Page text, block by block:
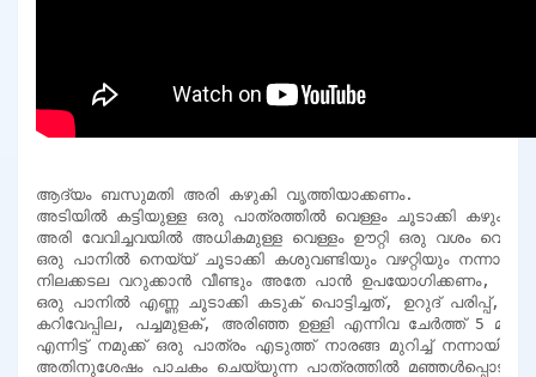
ആദ്യം ബസുമതി അരി കഴുകി വൃത്തിയാക്കണം.
അടിയിൽ കട്ടിയുള്ള ഒരു പാത്രത്തിൽ വെള്ളം ചൂടാക്കി
അരി വേവിച്ചവയിൽ അധികമുള്ള വെള്ളം ഊറ്റി ഒരു വശം
ഒരു പാനിൽ നെയ്യ് ചൂടാക്കി കശുവണ്ടിയും വഴറ്റിയും നന്നായി
നിലക്കടല വറുക്കാൻ വീണ്ടും അതേ പാൻ ഉപയോഗിക്കണം,
ഒരു പാനിൽ എണ്ണ ചൂടാക്കി കടുക് പൊട്ടിച്ചത്, ഉറുദ് പരിപ്പ്,
കറിവേപ്പില, പച്ചമുളക്, അരിഞ്ഞ ഉള്ളി എന്നിവ ചേർത്ത് 5 മുതൽ
എന്നിട്ട് നമുക്ക് ഒരു പാത്രം എടുത്ത് നാരങ്ങ മുറിച്ച് നന്നായി
അതിനുശേഷം പാചകം ചെയ്യുന്ന പാത്രത്തിൽ മഞ്ഞൾപ്പൊടി